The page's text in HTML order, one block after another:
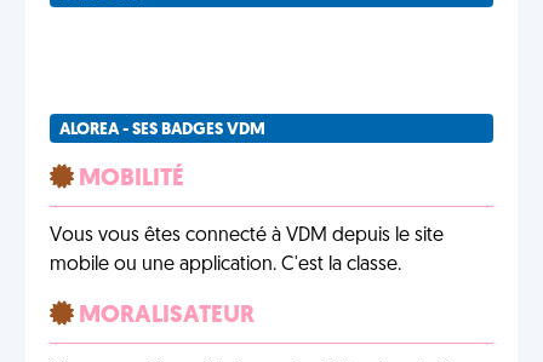
ALOREA - SES BADGES VDM
MOBILITÉ
Vous vous êtes connecté à VDM depuis le site
mobile ou une application. C'est la classe.
MORALISATEUR